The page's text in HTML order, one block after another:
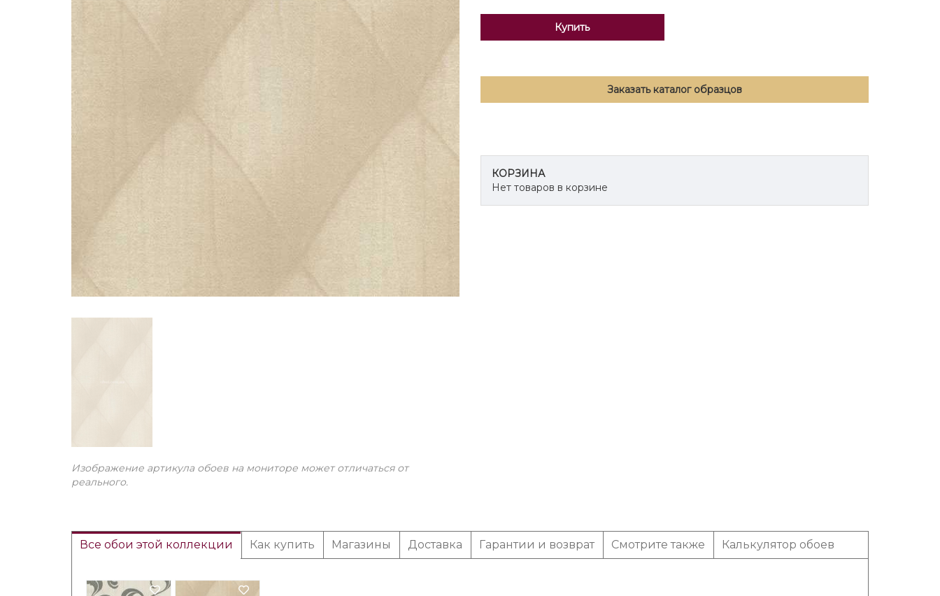
Изображение артикула обоев на мониторе может отличаться от
реального.
Купить
Заказать каталог образцов
КОРЗИНА
Нет товаров в корзине
Все обои этой коллекции Как купить Магазины Доставка Гарантии и возврат Смотрите также Калькулятор обоев